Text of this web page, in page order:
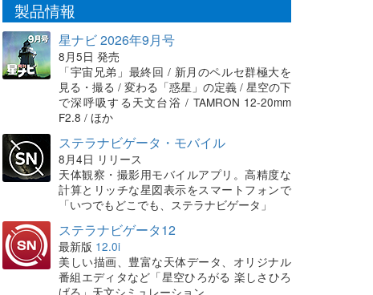
製品情報
星ナビ 2026年9月号
8月5日 発売
「宇宙兄弟」最終回 / 新月のペルセ群極大を
見る・撮る / 変わる「惑星」の定義 / 星空の下
で深呼吸する天文台浴 / TAMRON 12-20mm
F2.8 / ほか
ステラナビゲータ・モバイル
8月4日 リリース
天体観察・撮影用モバイルアプリ。高精度な
計算とリッチな星図表示をスマートフォンで
「いつでもどこでも、ステラナビゲータ」
ステラナビゲータ12
最新版 12.0i
美しい描画、豊富な天体データ、オリジナル
番組エディタなど「星空ひろがる 楽しさひろ
げる」天文シミュレーション